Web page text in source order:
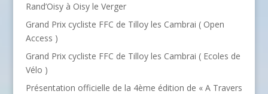
Rand’Oisy à Oisy le Verger
Grand Prix cycliste FFC de Tilloy les Cambrai ( Open
Access )
Grand Prix cycliste FFC de Tilloy les Cambrai ( Ecoles de
Vélo )
Présentation officielle de la 4ème édition de « A Travers